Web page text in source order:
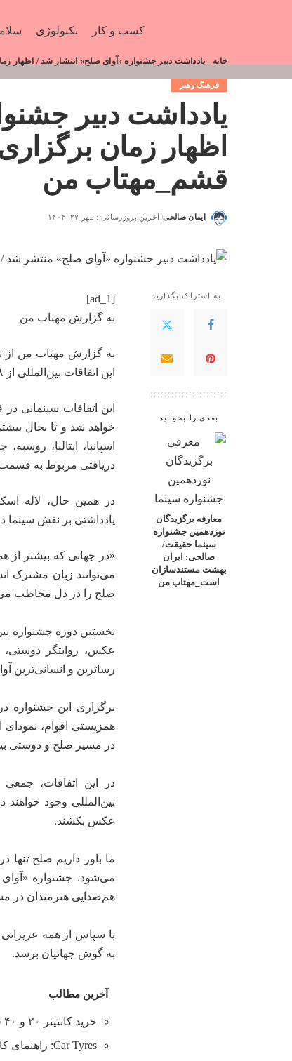
کسب و کار تکنولوژی
خانه - یادداشت دبیر جشنواره «آوای صلح» انتشار شد / اظهار زمان برگزاری از ۱۸ تا ۲۳
فرهنگ وهنر
یادداشت دبیر
قشم_مهتاب من
ایمان صالحی آخرین بروزرسانی : مهر ۲۷, ۱۴۰۴
به اشتراک بگذارید
بعدی را بخوانید
معارفه برگزیدگان
نوزدهمین جشنواره
سینما حقیقت/
صالحی: ایران
بهشت مستندسازان
است_مهتاب من
[ad_1]
به گزارش مهتاب من
به گزارش مهتاب من
این اتفاقات بین‌المللی از ۱۸ تا ۲۳ آبان‌ماه در جزیره قشم برگزار خواهد شد.
این اتفاقات سینمایی
اسپانیا، ایتالیا،
دریافتی مربوط به
در همین حال، لاله
یادداشتی بر نقش سینما
«در جهانی که بیشتر از
می‌توانند زبان مشترک
صلح را در دل مخاطب
نخستین دوره جشنواره
عکس، روایتگر
رساترین و انسانی‌ترین
برگزاری این جشنواره
همزیستی اقوام،
در مسیر صلح و دوستی
در این اتفاقات، جمعی
بین‌المللی وجود خواهند
عکس بکشند.
ما باور داریم صلح
می‌شود. جشنواره
هم‌صدایی هنرمندان در
با سپاس از همه
به گوش جهانیان برسد.
آخرین مطالب
خرید کانتینر ۲۰ و ۴۰ فوت با بهترین قیمت
Car Tyres: راهنمای کامل خرید تایر